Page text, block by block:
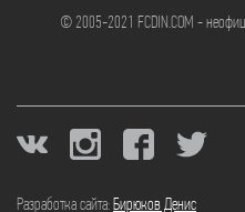
© 2005-2021 FCDIN.COM -
Разработка сайта: Бирюков Денис